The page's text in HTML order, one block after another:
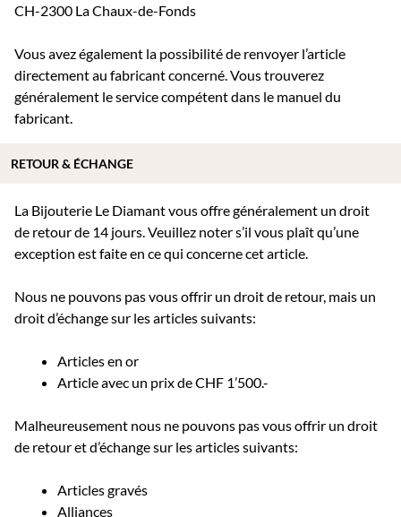
CH-2300 La Chaux-de-Fonds
Vous avez également la possibilité de renvoyer l’article
directement au fabricant concerné. Vous trouverez
généralement le service compétent dans le manuel du
fabricant.
La Bijouterie Le Diamant vous offre généralement un droit
de retour de 14 jours. Veuillez noter s’il vous plaît qu’une
exception est faite en ce qui concerne cet article.
Nous ne pouvons pas vous offrir un droit de retour, mais un
droit d’échange sur les articles suivants:
Articles en or
Article avec un prix de CHF 1’500.-
Malheureusement nous ne pouvons pas vous offrir un droit
de retour et d’échange sur les articles suivants:
Articles gravés
Alliances
RETOUR & ÉCHANGE